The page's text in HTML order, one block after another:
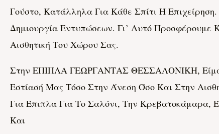
Γούστο, Κατάλληλα Για Κάθε Σπίτι Ή
Δημιουργία Εντυπώσεων. Γι’ Αυτό
Αισθητική Του Χώρου Σας.
Στην ΕΠΙΠΛΑ ΓΕΩΡΓΑΝΤΑΣ ΘΕΣΣΑΛΟΝΙΚΗ,
Εστίασή Μας Τόσο Στην Άνεση Όσο Και Στην
Για Έπιπλα Για Το Σαλόνι, Την Κρεβατοκάμαρα,
Και